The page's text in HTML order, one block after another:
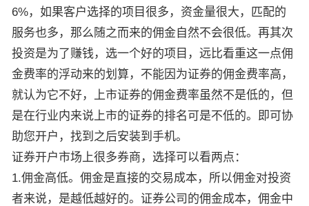
6%，如果客户选择的项目很多，资金量很大，匹配的
服务也多，那么随之而来的佣金自然不会很低。再其次
投资是为了赚钱，选一个好的项目，远比看重这一点佣
金费率的浮动来的划算，不能因为证券的佣金费率高，
就认为它不好，上市证券的佣金费率虽然不是低的，但
是在行业内来说上市的证券的排名可是不低的。即可协
助您开户，找到之后安装到手机。
证券开户市场上很多券商，选择可以看两点：
1.佣金高低。佣金是直接的交易成本，所以佣金对投资
者来说，是越低越好的。证券公司的佣金成本，佣金中